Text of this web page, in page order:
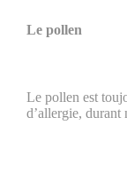
Le pollen
Le pollen est
d’allergie, durant